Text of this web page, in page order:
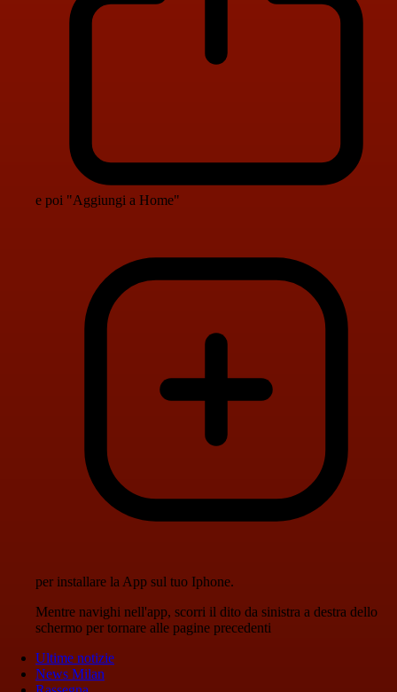
e poi "Aggiungi a Home"
per installare la App sul tuo Iphone.
Mentre navighi nell'app, scorri il dito da sinistra a destra dello
schermo per tornare alle pagine precedenti
Ultime notizie
News Milan